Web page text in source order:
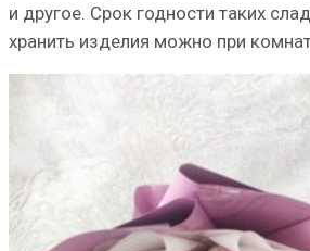
и другое. Срок годности таких
хранить изделия можно при